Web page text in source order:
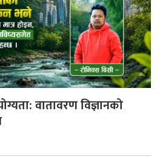
वातावरण विज्ञानको